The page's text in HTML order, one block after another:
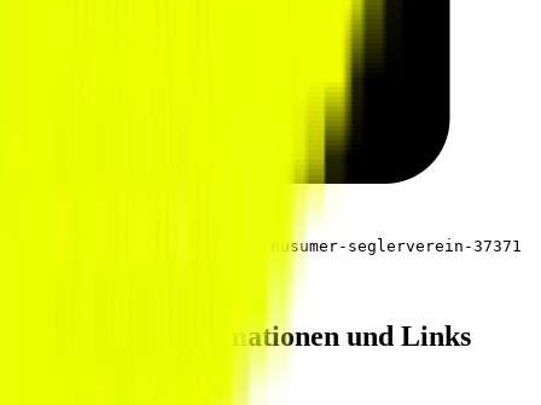
https://spenden.gooding.de/husumer-seglerverein-37371
Zusätzliche Informationen und Links